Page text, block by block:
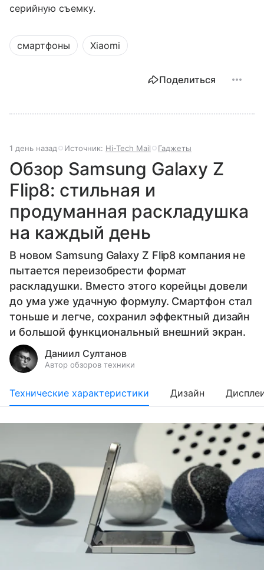
серийную съемку.
смартфоны Xiaomi
Поделиться
1 день назад Источник: Hi-Tech Mail Гаджеты
Обзор Samsung Galaxy Z
Flip8: стильная и
продуманная раскладушка
на каждый день
В новом Samsung Galaxy Z Flip8 компания не
пытается переизобрести формат
раскладушки. Вместо этого корейцы довели
до ума уже удачную формулу. Смартфон стал
тоньше и легче, сохранил эффектный дизайн
и большой функциональный внешний экран.
Даниил Султанов
Автор обзоров техники
Технические характеристики Дизайн